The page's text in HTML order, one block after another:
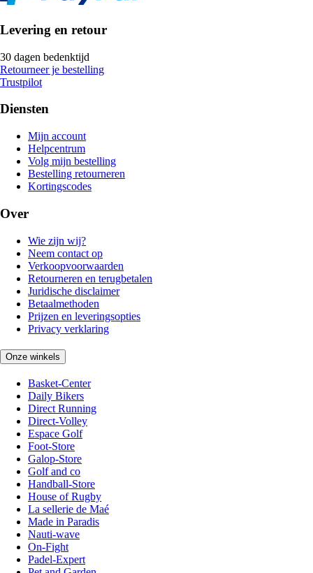
Levering en retour
30 dagen bedenktijd
Retourneer je bestelling
Trustpilot
Diensten
Mijn account
Helpcentrum
Volg mijn bestelling
Bestelling retourneren
Kortingscodes
Over
Wie zijn wij?
Neem contact op
Verkoopvoorwaarden
Retourneren en terugbetalen
Juridische disclaimer
Betaalmethoden
Prijzen en leveringsopties
Privacy verklaring
Onze winkels
Basket-Center
Daily Bikers
Direct Running
Direct-Volley
Espace Golf
Foot-Store
Galop-Store
Golf and co
Handball-Store
House of Rugby
La sellerie de Maé
Made in Paradis
Nauti-wave
On-Fight
Padel-Expert